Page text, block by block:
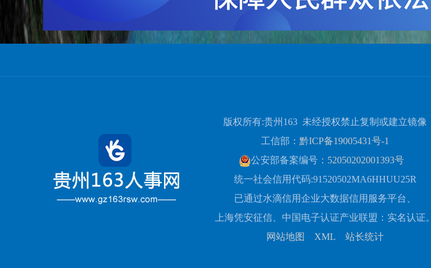
版权所有:贵州163 未经授权禁止复制或建立镜像
工信部： 黔ICP备19005431号-1
公安部备案编号： 52050202001393号
统一社会信用代码:91520502MA6HHUU25R
已通过水滴信用企业大数据信用服务平台、
上海凭安征信、中国电子认证产业联盟：实名认证。
网站地图
XML 站长统计